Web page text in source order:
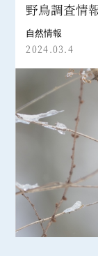
野鳥調査情
自然情報
2024.03.4